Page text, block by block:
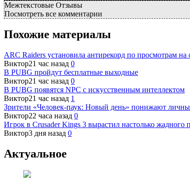
Межтекстовые Отзывы
Посмотреть все комментарии
Похожие материалы
ARC Raiders установила антирекорд по просмотрам на
Виктор21 час назад 0
В PUBG пройдут бесплатные выходные
Виктор21 час назад 0
В PUBG появятся NPC с искусственным интеллектом
Виктор21 час назад 1
Зрители «Человек-паук: Новый день» понижают
Виктор22 часа назад 0
Игрок в Crusader Kings 3 вырастил настолько жадного
Виктор3 дня назад 0
Актуальное